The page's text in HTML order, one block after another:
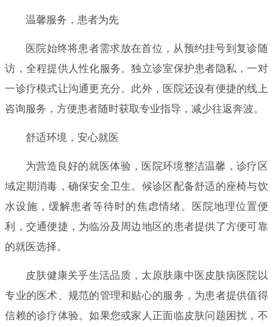
温馨服务，患者为先
医院始终将患者需求放在首位，从预约挂号到复诊随
访，全程提供人性化服务。独立诊室保护患者隐私，一对
一诊疗模式让沟通更充分。此外，医院还设有便捷的线上
咨询服务，方便患者随时获取专业指导，减少往返奔波。
舒适环境，安心就医
为营造良好的就医体验，医院环境整洁温馨，诊疗区
域定期消毒，确保安全卫生。候诊区配备舒适的座椅与饮
水设施，缓解患者等待时的焦虑情绪。医院地理位置便
利，交通便捷，为临汾及周边地区的患者提供了方便可靠
的就医选择。
皮肤健康关乎生活品质，太原肤康中医皮肤病医院以
专业的医术、规范的管理和贴心的服务，为患者提供值得
信赖的诊疗体验。如果您或家人正面临皮肤问题困扰，不